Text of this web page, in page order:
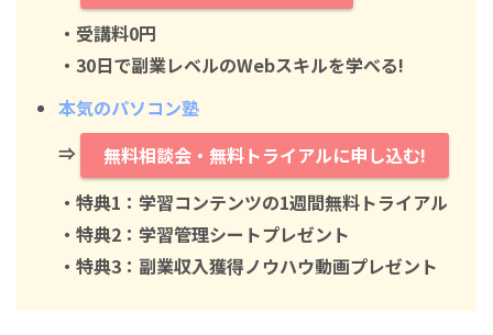
・ 受講料0円
・30日で副業レベルのWebスキルを学べる!
本気のパソコン塾
⇒
無料相談会・無料トライアルに申し込む!
・特典1：学習コンテンツの1週間無料トライアル
・特典2：学習管理シートプレゼント
・特典3：副業収入獲得ノウハウ動画プレゼント